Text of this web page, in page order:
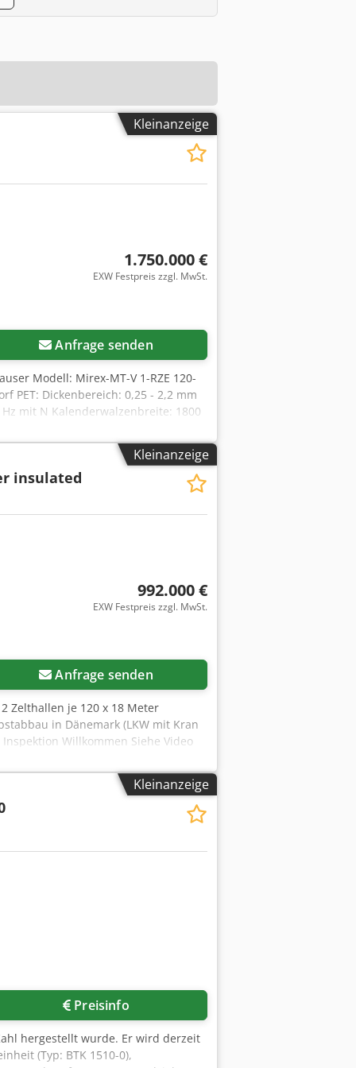
Kleinanzeige
1.750.000 €
EXW Festpreis zzgl. MwSt.
Anfrage senden
Modell: Mirex-MT-V 1-RZE 120-
PET: Dickenbereich: 0,25 - 2,2 mm
mit N Kalenderwalzenbreite: 1800
und/oder Irrtümer. Die
Kleinanzeige
insulated
992.000 €
EXW Festpreis zzgl. MwSt.
Anfrage senden
Zelthallen je 120 x 18 Meter
in Dänemark (LKW mit Kran
Willkommen Siehe Video
Kleinanzeige
Preisinfo
hergestellt wurde. Er wird derzeit
(Typ: BTK 1510-0),